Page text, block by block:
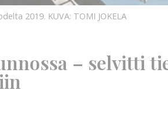
2019. KUVA: TOMI JOKELA
– selvitti